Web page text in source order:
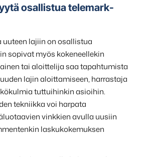
osallistua telemark-
uuteen lajiin on osallistua
sopivat myös kokeneellekin
tai aloittelija saa tapahtumista
lajin aloittamiseen, harrastaja
tuttuihinkin asioihin.
tekniikka voi harpata
vinkkien avulla uusiin
laskukokemuksen